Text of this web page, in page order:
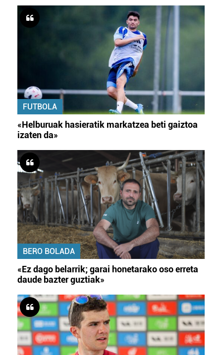
FUTBOLA
«Helburuak hasieratik markatzea beti gaiztoa
izaten da»
BERO BOLADA
«Ez dago belarrik; garai honetarako oso erreta
daude bazter guztiak»